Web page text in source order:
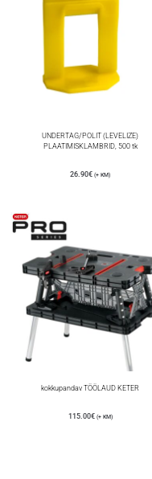
UNDERTAG/POLIT (LEVELIZE)
PLAATIMISKLAMBRID, 500 tk
26.90€ (+ KM)
kokkupandav TÖÖLAUD KETER
115.00€ (+ KM)